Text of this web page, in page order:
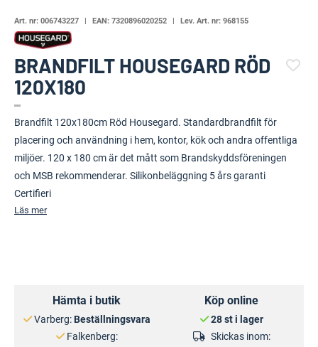
Art. nr: 006743227 EAN: 7320896020252 Lev. Art. nr: 968155
BRANDFILT HOUSEGARD RÖD
120X180
Brandfilt 120x180cm Röd Housegard. Standardbrandfilt för
placering och användning i hem, kontor, kök och andra offentliga
miljöer. 120 x 180 cm är det mått som Brandskyddsföreningen
och MSB rekommenderar. Silikonbeläggning 5 års garanti
Certifieri
Läs mer
Hämta i butik
Varberg: Beställningsvara
Falkenberg:
Köp online
28 st i lager
Skickas inom: